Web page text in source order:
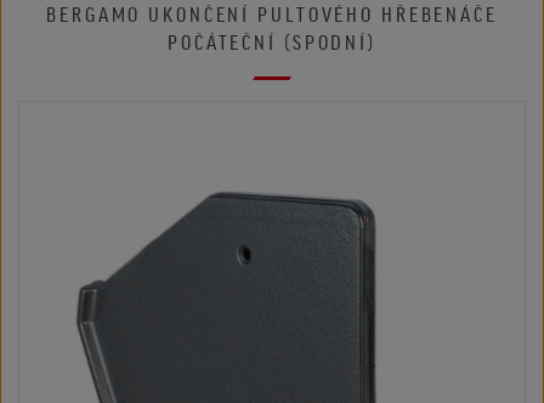
BERGAMO UKONČENÍ PULTOVÉHO HŘEBENÁČE
POČÁTEČNÍ (SPODNÍ)